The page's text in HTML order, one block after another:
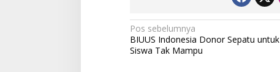
Navigasi
pos
Pos sebelumnya
BIUUS Indonesia Donor Sepatu untuk
Siswa Tak Mampu